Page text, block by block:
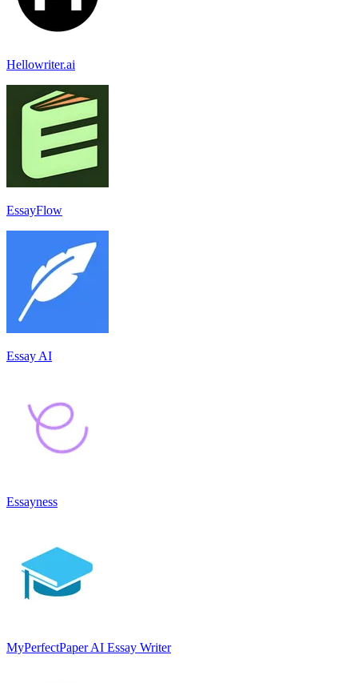
Hellowriter.ai
EssayFlow
Essay AI
Essayness
MyPerfectPaper AI Essay Writer